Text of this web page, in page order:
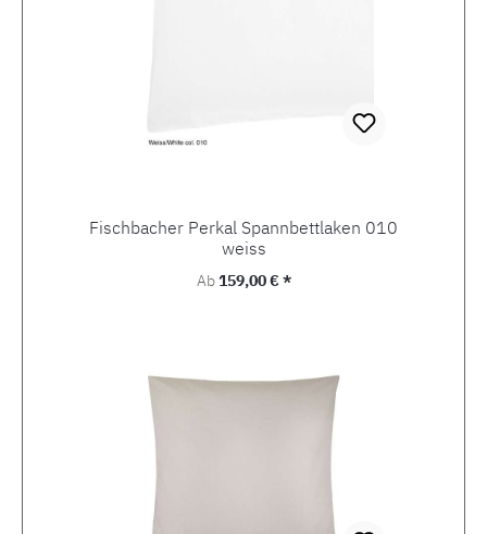
Fischbacher Perkal Spannbettlaken 010
weiss
Regulärer Preis:
Ab159,00 € *